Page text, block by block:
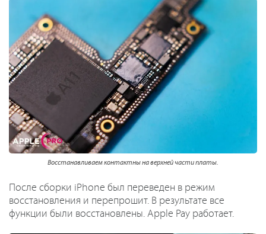
Восстанавливаем контактны на верхней части платы.
После сборки iPhone был переведен в режим
восстановления и перепрошит. В результате все
функции были восстановлены. Apple Pay работает.